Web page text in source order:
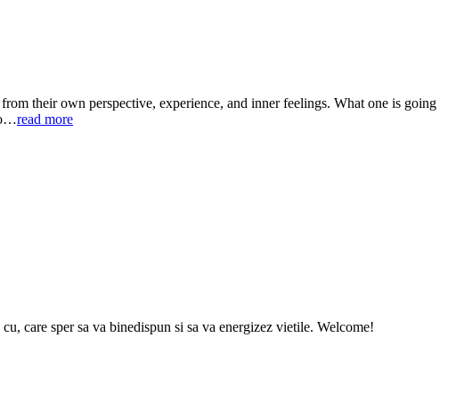
their own perspective, experience, and inner feelings. What one is going
read more
care sper sa va binedispun si sa va energizez vietile. Welcome!